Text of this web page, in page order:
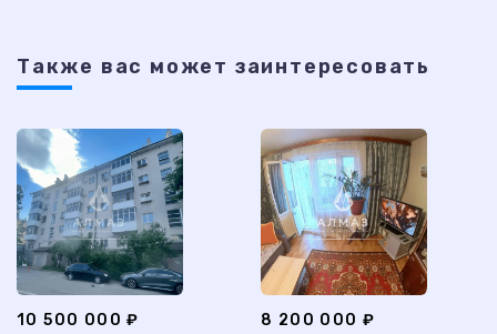
Также ваc может заинтересовать
10 500 000 ₽ 8 200 000 ₽